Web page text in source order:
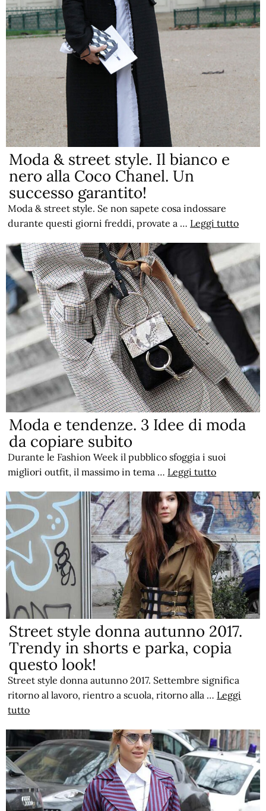
Moda & street style. Il bianco e
nero alla Coco Chanel. Un
successo garantito!
Moda & street style. Se non sapete cosa indossare
durante questi giorni freddi, provate a … Leggi tutto
Moda e tendenze. 3 Idee di moda
da copiare subito
Durante le Fashion Week il pubblico sfoggia i suoi
migliori outfit, il massimo in tema … Leggi tutto
Street style donna autunno 2017.
Trendy in shorts e parka, copia
questo look!
Street style donna autunno 2017. Settembre significa
ritorno al lavoro, rientro a scuola, ritorno alla … Leggi
tutto